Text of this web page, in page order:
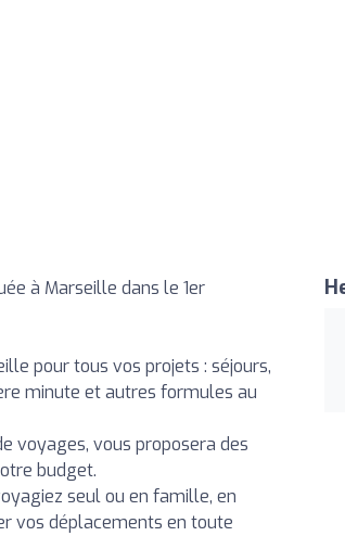
à Marseille dans le 1er
pour tous vos projets : séjours,
minute et autres formules au
voyages, vous proposera des
budget.
seul ou en famille, en
vos déplacements en toute